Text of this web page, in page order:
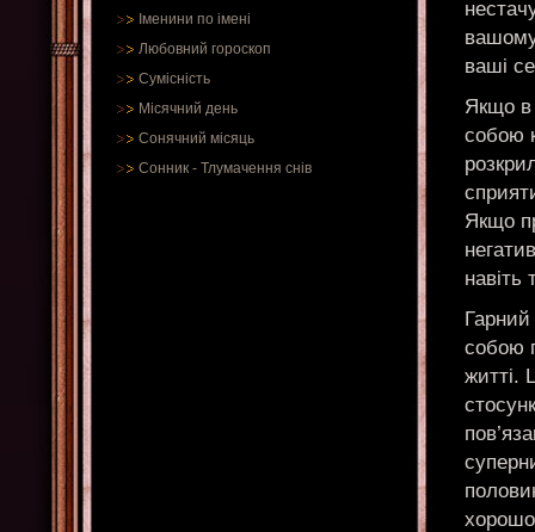
Іменини по імені
Любовний гороскоп
Сумісність
Місячний день
Сонячний місяць
Сонник - Тлумачення снів
ваші
Якщо в
собою
Якщо
навіть
собою
житті.